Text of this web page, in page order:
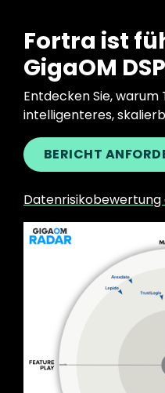
Fortra ist
GigaOM
Entdecken Sie,
intelligenteres,
BERICHT
Image